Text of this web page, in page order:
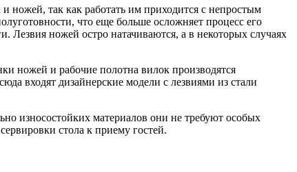
ножей, так как работать им приходится с непростым
что еще больше осложняет процесс его
ножей остро натачиваются, а в некоторых случаях
ножей и рабочие полотна вилок производятся
входят дизайнерские модели с лезвиями из стали
износостойких материалов они не требуют особых
стола к приему гостей.